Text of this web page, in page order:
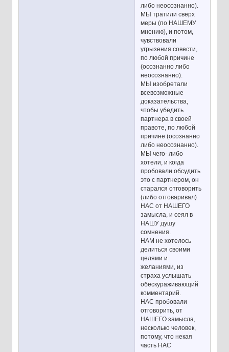
либо неосознанно).
МЫ тратили сверх
меры (по НАШЕМУ
мнению), и потом,
чувствовали
угрызения совести,
по любой причине
(осознанно либо
неосознанно).
МЫ изобретали
всевозможные
доказательства,
чтобы убедить
партнера в своей
правоте, по любой
причине (осознанно
либо неосознанно).
МЫ чего- либо
хотели, и когда
пробовали обсудить
это с партнером, он
старался отговорить
(либо отговаривал)
НАС от НАШЕГО
замысла, и сеял в
НАШУ душу
сомнения.
НАМ не хотелось
делиться своими
целями и
желаниями, из
страха услышать
обескураживающий
комментарий.
НАС пробовали
отговорить, от
НАШЕГО замысла,
несколько человек,
потому, что некая
часть НАС